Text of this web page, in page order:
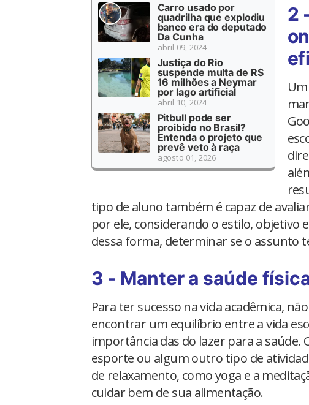
Carro usado por
quadrilha que explodiu
banco era do deputado
Da Cunha
abril 09, 2024
Justiça do Rio
suspende multa de R$
16 milhões a Neymar
por lago artificial
abril 10, 2024
Pitbull pode ser
proibido no Brasil?
Entenda o projeto que
prevê veto à raça
agosto 01, 2026
2
tipo de aluno também é capaz de
por ele, considerando o estilo, objetivo
dessa forma, determinar se o assunto
3 - Manter a saúde
Para ter sucesso na vida acadêmica,
encontrar um equilíbrio entre a vida
importância das do lazer para a
esporte ou algum outro tipo de
de relaxamento, como yoga e a
cuidar bem de sua alimentação.